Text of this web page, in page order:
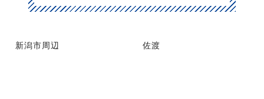
新潟市周辺 佐渡